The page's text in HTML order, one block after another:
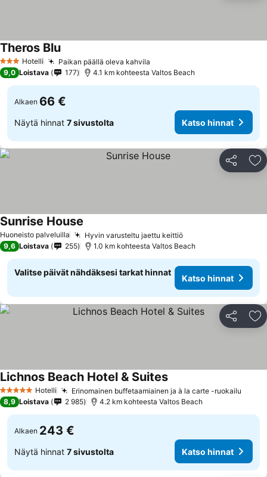
3 Tähtiluokitus
Hotelli Paikan päällä oleva kahvila
Theros BluKatso hinnat
9,0 Loistava 177 4.1 km kohteesta Valtos Beach
Alkaen 66 €
Näytä hinnat 7 sivustolta Katso hinnat
Jaa
Huoneisto palveluilla Hyvin varusteltu jaettu keittiöKatso hinnat
Sunrise House
9,6 Loistava 255 1.0 km kohteesta Valtos Beach
Valitse päivät nähdäksesi tarkat hinnat
Katso hinnat
Jaa
5 Tähtiluokitus
Hotelli Erinomainen buffetaamiainen ja à la carte -ruokailu
Lichnos Beach Hotel & SuitesKatso hinnat
8,9 Loistava 2 985 4.2 km kohteesta Valtos Beach
Alkaen 243 €
Näytä hinnat 7 sivustolta Katso hinnat